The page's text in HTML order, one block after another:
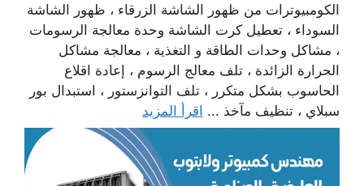
الكومبيوترات من ظهور الشاشة الزرقاء ، ظهور الشاشة
السوداء ، تعطيل كرت الشاشة وحدة معالجة الرسومات
، مشاكل وحدات الطاقة و التغذية ، معالجة مشاكل
الحرارة الزائدة ، تلف معالج الرسوم ، إعادة اقلاع
الحاسوب بشكل متكرر ، تلف التوانزستور ، استبدال بور
سبلاي ، تنظيف مآخذ ... اقرأ المزيد